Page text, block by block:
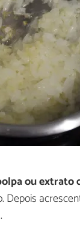
ou extrato
Depois